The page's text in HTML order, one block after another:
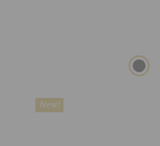
New!